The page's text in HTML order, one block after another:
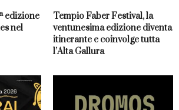
edizione
nel
Tempio Faber Festival, la
ventunesima edizione diventa
itinerante e coinvolge tutta
l’Alta Gallura